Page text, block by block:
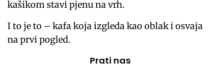
kašikom stavi pjenu na vrh.
I to je to – kafa koja izgleda kao oblak i osvaja
na prvi pogled.
Prati nas